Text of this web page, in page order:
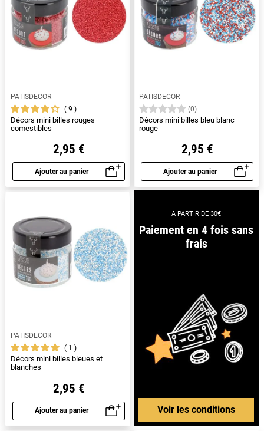
PATISDECOR
9
Décors mini billes rouges
comestibles
2,95 €
Ajouter au panier
Aperçu rapide
PATISDECOR
(0)
Décors mini billes bleu blanc
rouge
2,95 €
Ajouter au panier
Aperçu rapide
PATISDECOR
1
Décors mini billes bleues et
blanches
2,95 €
Ajouter au panier
Aperçu rapide
A PARTIR DE 30€
Paiement en 4 fois sans
frais
Voir les conditions